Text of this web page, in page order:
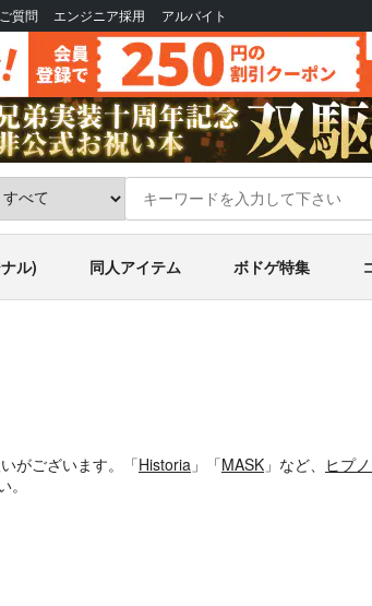
質問 エンジニア採用 アルバイト
ル) 同人アイテム ボドゲ特集
がございます。「Historia 」「MASK 」など、 ヒプ